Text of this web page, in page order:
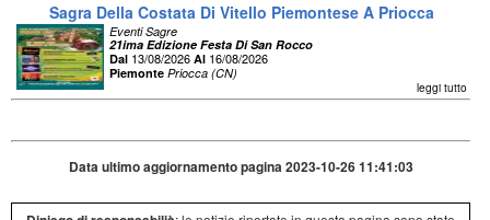
Sagra Della Costata Di Vitello Piemontese A Priocca
Eventi Sagre
21ima Edizione Festa Di San Rocco
Dal 13/08/2026 Al 16/08/2026
Piemonte Priocca (CN)
leggi tutto
Data ultimo aggiornamento pagina 2023-10-26 11:41:03